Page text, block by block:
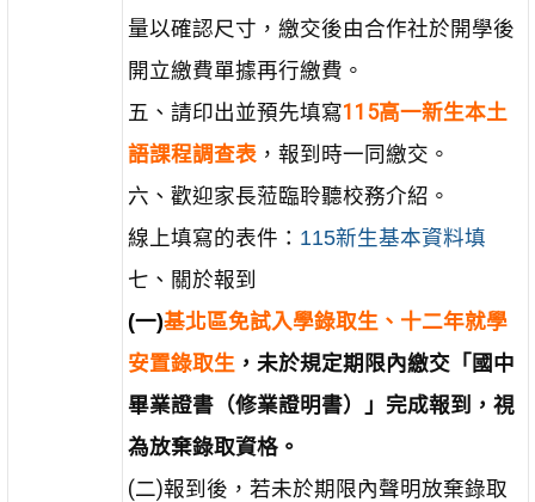
量以確認尺寸，繳交後由合作社於開學後
開立繳費單據再行繳費。
五、請印出並預先填寫115高一新生本土
語課程調查表，報到時一同繳交。
六、歡迎家長蒞臨聆聽校務介紹。
線上填寫的表件： 115新生基本資料填
七、關於報到
(一)基北區免試入學錄取生、十二年就學
安置錄取生 ，未於規定期限內繳交「國中
畢業證書（修業證明書）」完成報到，視
為放棄錄取資格。
(二)報到後，若未於期限內聲明放棄錄取